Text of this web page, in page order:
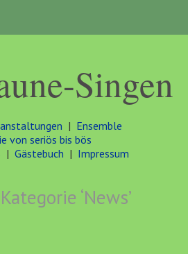
Singen
| Ensemble
von seriös bis bös
| Gästebuch | Impressum
‘News’